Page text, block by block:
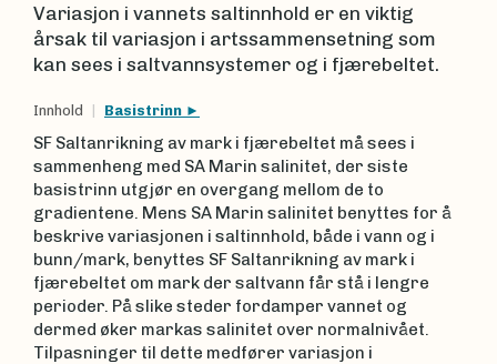
Variasjon i vannets saltinnhold er en viktig
årsak til variasjon i artssammensetning som
kan sees i saltvannsystemer og i fjærebeltet.
Innhold Basistrinn
SF Saltanrikning av mark i fjærebeltet må sees i
sammenheng med SA Marin salinitet, der siste
basistrinn utgjør en overgang mellom de to
gradientene. Mens SA Marin salinitet benyttes for å
beskrive variasjonen i saltinnhold, både i vann og i
bunn/mark, benyttes SF Saltanrikning av mark i
fjærebeltet om mark der saltvann får stå i lengre
perioder. På slike steder fordamper vannet og
dermed øker markas salinitet over normalnivået.
Tilpasninger til dette medfører variasjon i